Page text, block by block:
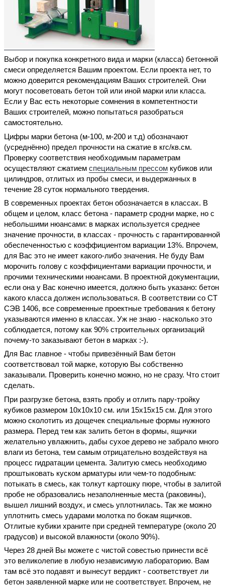
Выбор и покупка конкретного вида и марки (класса) бетонной
смеси определяется Вашим проектом. Если проекта нет, то
можно доверится рекомендациям Ваших строителей. Они
могут посоветовать бетон той или иной марки или класса.
Если у Вас есть некоторые сомнения в компетентности
Ваших строителей, можно попытаться разобраться
самостоятельно.
Цифры марки бетона (м-100, м-200 и т.д) обозначают
(усреднённо) предел прочности на сжатие в кгс/кв.см.
Проверку соответствия необходимым параметрам
осуществляют сжатием специальным прессом кубиков или
цилиндров, отлитых из пробы смеси, и выдержанных в
течение 28 суток нормального твердения.
В современных проектах бетон обозначается в классах. В
общем и целом, класс бетона - параметр сродни марке, но с
небольшими нюансами: в марках используется среднее
значение прочности, в классах - прочность с гарантированной
обеспеченностью с коэффициентом вариации 13%. Впрочем,
для Вас это не имеет какого-либо значения. Не буду Вам
морочить голову с коэффициентами вариации прочности, и
прочими техническими нюансами. В проектной документации,
если она у Вас конечно имеется, должно быть указано: бетон
какого класса должен использоваться. В соответствии со СТ
СЭВ 1406, все современные проектные требования к бетону
указываются именно в классах. Уж не знаю - насколько это
соблюдается, потому как 90% строительных организаций
почему-то заказывают бетон в марках :-).
Для Вас главное - чтобы привезённый Вам бетон
соответствовал той марке, которую Вы собственно
заказывали. Проверить конечно можно, но не сразу. Что стоит
сделать.
При разгрузке бетона, взять пробу и отлить пару-тройку
кубиков размером 10х10х10 см. или 15х15х15 см. Для этого
можно сколотить из дощечек специальные формы нужного
размера. Перед тем как залить бетон в формы, ящички
желательно увлажнить, дабы сухое дерево не забрало много
влаги из бетона, тем самым отрицательно воздействуя на
процесс гидратации цемента. Залитую смесь необходимо
проштыковать куском арматуры или чем-то подобным:
потыкать в смесь, как толкут картошку пюре, чтобы в залитой
пробе не образовались незаполненные места (раковины),
вышел лишний воздух, и смесь уплотнилась. Так же можно
уплотнить смесь ударами молотка по бокам ящичков.
Отлитые кубики храните при средней температуре (около 20
градусов) и высокой влажности (около 90%).
Через 28 дней Вы можете с чистой совестью принести всё
это великолепие в любую независимую лабораторию. Вам
там всё это подавят и вынесут вердикт - соответствует ли
бетон заявленной марке или не соответствует. Впрочем, не